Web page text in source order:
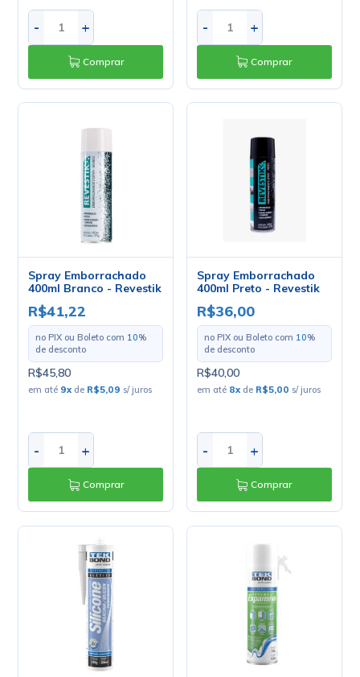
- +
Comprar
- +
Comprar
Spray Emborrachado
400ml Branco - Revestik
R$41,22
no PIX ou Boleto com 10%
de desconto
R$45,80
em até 9x de R$5,09 s/ juros
- +
Comprar
Spray Emborrachado
400ml Preto - Revestik
R$36,00
no PIX ou Boleto com 10%
de desconto
R$40,00
em até 8x de R$5,00 s/ juros
- +
Comprar